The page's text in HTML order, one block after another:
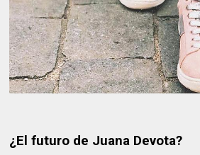
¿El futuro de Juana Devota?